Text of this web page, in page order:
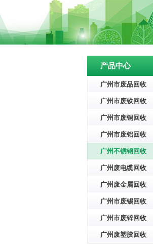
产品中心
广州市废品回收
广州市废铁回收
广州市废铜回收
广州市废铝回收
广州不锈钢回收
广州废电缆回收
广州废金属回收
广州市废锡回收
广州市废锌回收
广州废塑胶回收